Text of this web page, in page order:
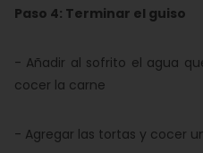
Paso 4: Terminar el guiso
- Añadir al sofrito el agua
cocer la carne
- Agregar las tortas y cocer